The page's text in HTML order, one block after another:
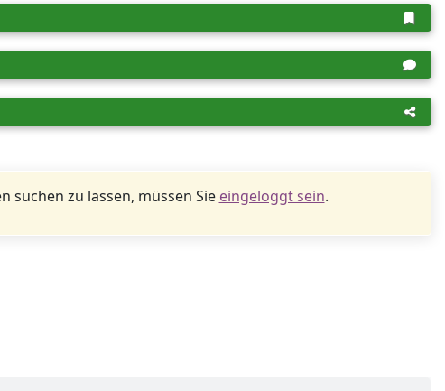
zu lassen, müssen Sie eingeloggt sein.